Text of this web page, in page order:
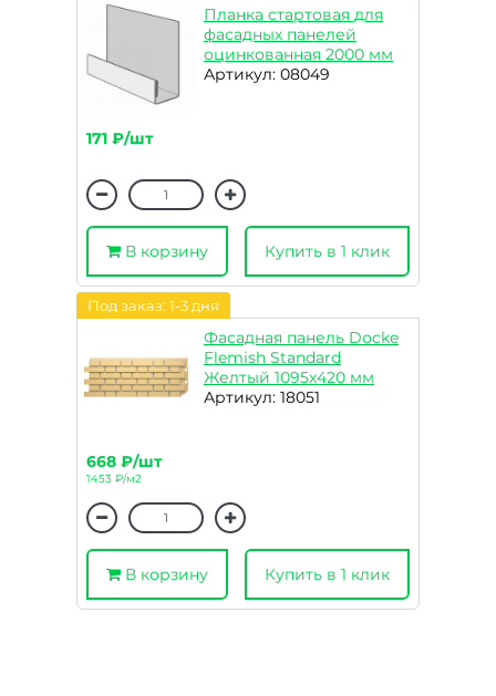
Планка стартовая для
фасадных панелей
оцинкованная 2000 мм
Артикул: 08049
171 ₽/шт
В корзину Купить в 1 клик
Под заказ: 1-3 дня
Фасадная панель Docke
Flemish Standard
Желтый 1095х420 мм
Артикул: 18051
668 ₽/шт
1453 ₽/м2
В корзину Купить в 1 клик